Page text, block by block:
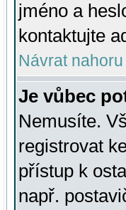
jméno a
kontaktujte
Návrat nahoru
Je vůbec
Nemusíte.
registrovat
přístup k
např.